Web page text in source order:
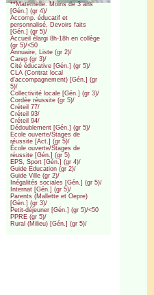
**Maternelle. Moins de 3 ans
[Gén.] (gr 4)/
Accomp. éducatif et
personnalisé, Devoirs faits
[Gén.] (gr 5)/
Accueil élargi 8h-18h en collège
(gr 5)/<50
Annuaire, Liste (gr 2)/
Carep (gr 3)/
Cité éducative [Gén.] (gr 5)/
CLA (Contrat local
d’accompagnement) [Gén.] (gr
5)/
Collectivité locale [Gén.] (gr 3)/
Cordée réussite (gr 5)/
Créteil 77/
Créteil 93/
Créteil 94/
Dédoublement [Gén.] (gr 5)/
Ecole ouverte/Stages de
réussite [Act.] (gr 5)/
École ouverte/Stages de
réussite [Gén.] (gr 5)
EPS, Sport [Gén.] (gr 4)/
Guide Education (gr 2)/
Guide Ville (gr 2)/
Inégalités sociales [Gén.] (gr 5)/
Internat [Gén.] (gr 5)/
Parents (Mallette et Oepre)
[Gén.] (gr 3)/
Petit-déjeuner [Gén.] (gr 5)/<50
PPRE (gr 5)/
Rural (Milieu) [Gén.] (gr 5)/